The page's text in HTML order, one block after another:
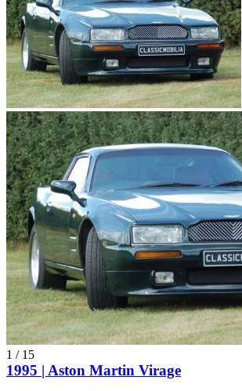
1 / 15
1995 | Aston Martin Virage